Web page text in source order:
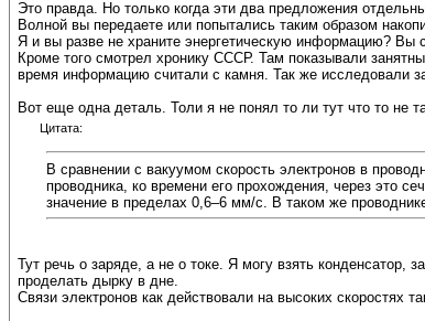
Это правда. Но только когда эти два предложения
Волной вы передаете или попытались таким образом
Я и вы разве не храните энергетическую информацию? Вы
Кроме того смотрел хронику СССР. Там показывали
время информацию считали с камня. Так же исследовали
Вот еще одна деталь. Толи я не понял то ли тут что то не
Цитата:
В сравнении с вакуумом скорость электронов в
проводника, ко времени его прохождения, через это
значение в пределах 0,6–6 мм/c. В таком же
Тут речь о заряде, а не о токе. Я могу взять конденсатор,
проделать дырку в дне.
Связи электронов как действовали на высоких скоростях